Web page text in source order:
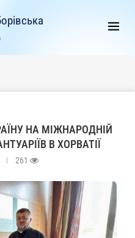
НА МІЖНАРОДНІЙ
В ХОРВАТІЇ
261